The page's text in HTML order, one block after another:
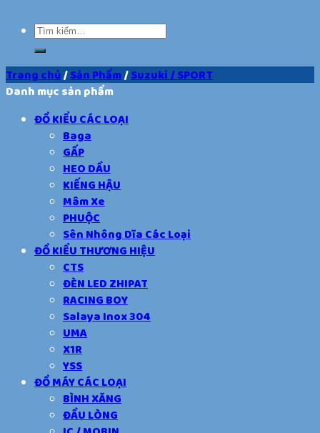
Trang chủ/Sản Phẩm /Suzuki / SPORT
Danh mục sản phẩm
ĐỒ KIỂU CÁC LOẠI
Baga
GẤP
HEO DẦU
KIẾNG HẬU
Mâm Xe
PHUỘC
Sên Nhông Dĩa Các Loại
ĐỒ KIỂU THƯƠNG HIỆU
CTS
ĐÈN LED ZHIPAT
RACING BOY
Salaya Inox 304
UMA
X1R
YSS
ĐỒ MÁY CÁC LOẠI
BÌNH XĂNG
ĐẦU LÒNG